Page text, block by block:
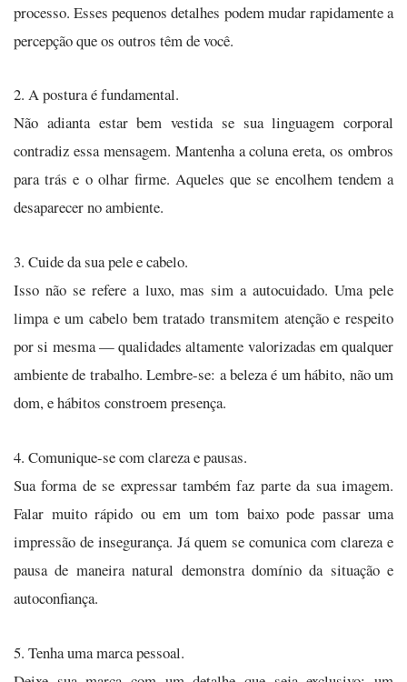
processo. Esses pequenos detalhes podem mudar rapidamente a
percepção que os outros têm de você.
2. A postura é fundamental.
Não adianta estar bem vestida se sua linguagem corporal
contradiz essa mensagem. Mantenha a coluna ereta, os ombros
para trás e o olhar firme. Aqueles que se encolhem tendem a
desaparecer no ambiente.
3. Cuide da sua pele e cabelo.
Isso não se refere a luxo, mas sim a autocuidado. Uma pele
limpa e um cabelo bem tratado transmitem atenção e respeito
por si mesma — qualidades altamente valorizadas em qualquer
ambiente de trabalho. Lembre-se: a beleza é um hábito, não um
dom, e hábitos constroem presença.
4. Comunique-se com clareza e pausas.
Sua forma de se expressar também faz parte da sua imagem.
Falar muito rápido ou em um tom baixo pode passar uma
impressão de insegurança. Já quem se comunica com clareza e
pausa de maneira natural demonstra domínio da situação e
autoconfiança.
5. Tenha uma marca pessoal.